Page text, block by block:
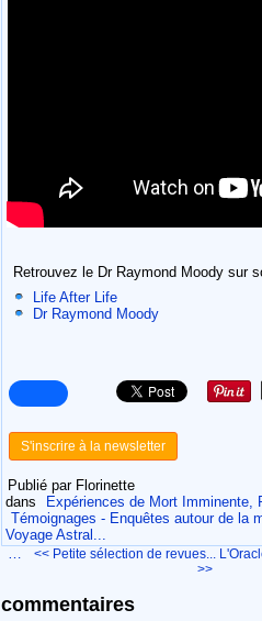
Retrouvez le Dr Raymond Moody sur
Life After Life
Dr Raymond Moody
S'inscrire à la newsletter
Publié par Florinette
dans
Expériences de Mort Imminente,
Témoignages - Enquêtes autour de la
Voyage Astral...
…
<< Petite sélection de revues...
>>
commentaires